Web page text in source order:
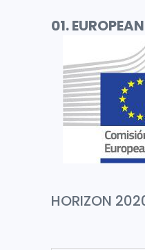
01.
HORIZON